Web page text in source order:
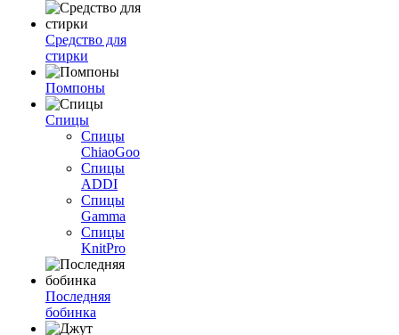
Средство для
стирки
Помпоны
Спицы
Спицы
ChiaoGoo
Спицы
ADDI
Спицы
Gamma
Спицы
KnitPro
Последняя
бобинка